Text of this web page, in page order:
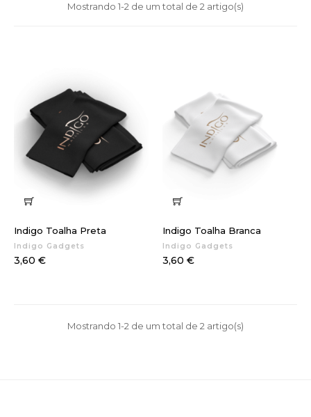
Mostrando 1-2 de um total de 2 artigo(s)
Indigo Toalha Preta
Indigo Gadgets
Preço
3,60 €
Indigo Toalha Branca
Indigo Gadgets
Preço
3,60 €
Mostrando 1-2 de um total de 2 artigo(s)